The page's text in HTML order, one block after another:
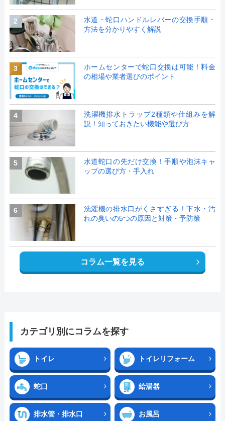
2
水道・蛇口ハンドルレバーの交換手順・
方法を分かりやすく解説
3
ホームセンターで蛇口交換は可能！料金
の相場や業者選びのポイント
4
洗濯機排水トラップ2種類や仕組みを解
説！知っておきたい機能や選び方
5
水道蛇口の先だけ交換！手順や泡沫キャ
ップの選び方・手入れ
6
洗濯機の排水口がくさすぎる！下水・汚
れの臭いの5つの原因と対策・予防策
コラム一覧を見る
カテゴリ別にコラムを探す
トイレ トイレリフォーム
蛇口 給湯器
排水管・排水口 お風呂